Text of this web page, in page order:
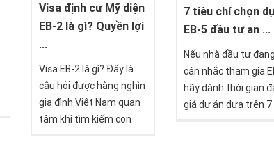
Visa định cư Mỹ diện
EB-2 là gì? Quyền lợi
...
Visa EB-2 là gì? Đây là
câu hỏi được hàng nghìn
gia đình Việt Nam quan
tâm khi tìm kiếm con
7 tiêu chí chọn
EB-5 đầu tư an ...
Nếu nhà đầu tư
cân nhắc tham gia
hãy dành thời gian
giá dự án dựa trên